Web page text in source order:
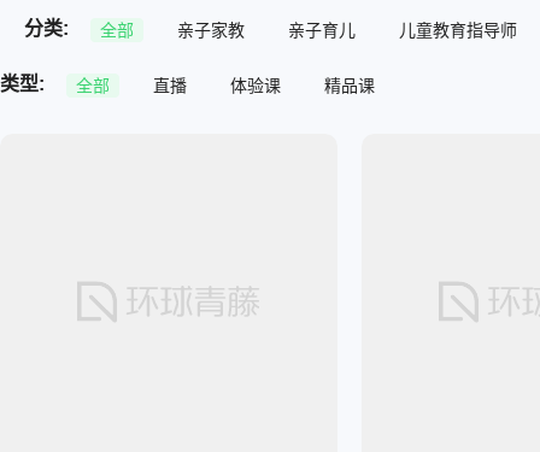
分类: 全部 亲子家教 亲子育儿 儿童教育指导师
类型: 全部 直播 体验课 精品课